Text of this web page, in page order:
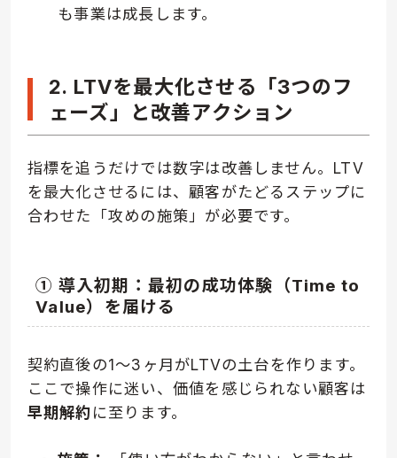
も事業は成長します。
2. LTVを最大化させる「3つのフ
ェーズ」と改善アクション
指標を追うだけでは数字は改善しません。LTV
を最大化させるには、顧客がたどるステップに
合わせた「攻めの施策」が必要です。
① 導入初期：最初の成功体験（Time to
Value）を届ける
契約直後の1〜3ヶ月がLTVの土台を作ります。
ここで操作に迷い、価値を感じられない顧客は
早期解約に至ります。